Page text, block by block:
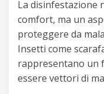
La disinfestazione
comfort, ma un
proteggere da
Insetti come
rappresentano un
essere vettori di